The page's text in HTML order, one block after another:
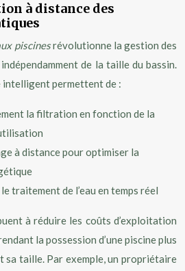
à distance des
piscinesrévolutionne la gestion des
de la taille du bassin.
intelligent permettent de :
la filtration en fonction de la
à distance pour optimiser la
traitement de l’eau en temps réel
à réduire les coûts d’exploitation
la possession d’une piscine plus
sa taille. Par exemple, un propriétaire